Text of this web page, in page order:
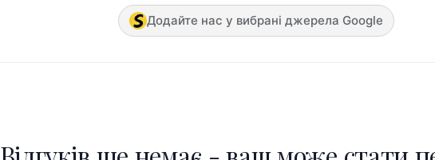
Додайте нас у вибрані джерела Google